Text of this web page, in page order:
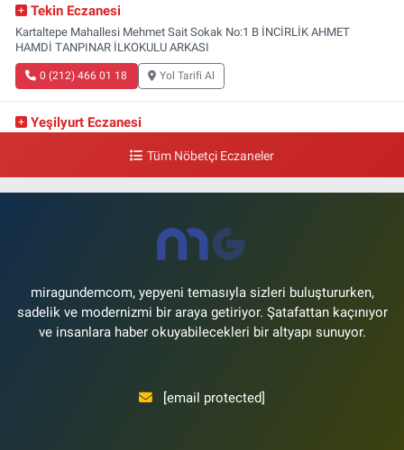
Tekin Eczanesi
Kartaltepe Mahallesi Mehmet Sait Sokak No:1 B İNCİRLİK AHMET
HAMDİ TANPINAR İLKOKULU ARKASI
0 (212) 466 01 18 Yol Tarifi Al
Yeşilyurt Eczanesi
Şenlikköy Mahallesi Eski Halkalı Caddesi 33 Akvaryum Yanı Akua Florya
0 (212) 574 24 20
Tüm Nöbetçi Eczaneler
miragundemcom, yepyeni temasıyla sizleri buluştururken,
sadelik ve modernizmi bir araya getiriyor. Şatafattan kaçınıyor
ve insanlara haber okuyabilecekleri bir altyapı sunuyor.
[email protected]